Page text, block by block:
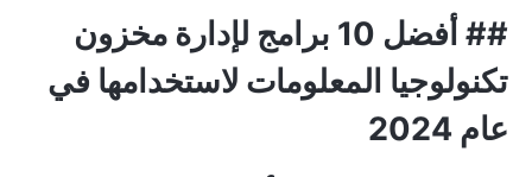
##
أفضل 10 برامج لإدارة مخزون
تكنولوجيا المعلومات لاستخدامها في
عام 2024